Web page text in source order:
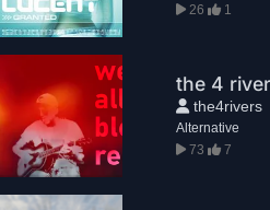
26
1
the 4
the4rivers
Alternative
73
7